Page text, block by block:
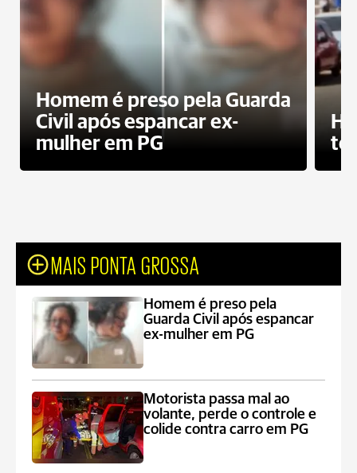
Homem é preso pela Guarda
Civil após espancar ex-
mulher em PG
MAIS PONTA GROSSA
Homem é preso pela
Guarda Civil após espancar
ex-mulher em PG
Motorista passa mal ao
volante, perde o controle e
colide contra carro em PG